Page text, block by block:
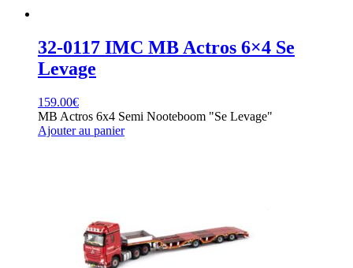
32-0117 IMC MB Actros 6×4 Se
Levage
159.00€
MB Actros 6x4 Semi Nooteboom "Se Levage"
Ajouter au panier